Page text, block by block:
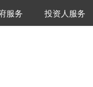
之窗
服务 VClub投资机构库
投资机构职位推介
投资人服务